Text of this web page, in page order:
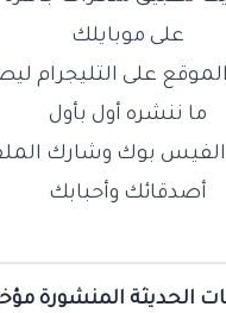
على موبايلك
على التليجرام
ما ننشره أول بأول
الفيس بوك وشارك
أصدقائك وأحبابك
الحديثة المنشورة